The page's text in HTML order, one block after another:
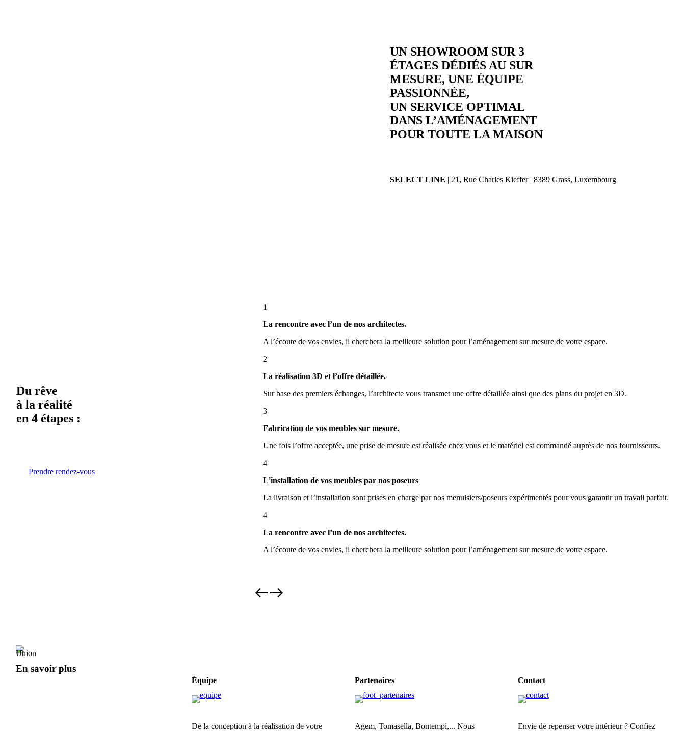
UN SHOWROOM SUR 3
ÉTAGES DÉDIÉS AU SUR
MESURE, UNE ÉQUIPE
PASSIONNÉE,
UN SERVICE OPTIMAL
DANS L’AMÉNAGEMENT
POUR TOUTE LA MAISON
SELECT LINE | 21, Rue Charles Kieffer | 8389 Grass, Luxembourg
Du rêve
à la réalité
en 4 étapes :
Prendre rendez-vous
1
La rencontre avec l’un de nos architectes.
A l’écoute de vos envies, il cherchera la meilleure solution pour l’aménagement sur mesure de votre espace.
2
La réalisation 3D et l’offre détaillée.
Sur base des premiers échanges, l’architecte vous transmet une offre détaillée ainsi que des plans du projet en 3D.
3
Fabrication de vos meubles sur mesure.
Une fois l’offre acceptée, une prise de mesure est réalisée chez vous et le matériel est commandé auprès de nos fournisseurs.
4
L'installation de vos meubles par nos poseurs
La livraison et l’installation sont prises en charge par nos menuisiers/poseurs expérimentés pour vous garantir un travail parfait.
4
La rencontre avec l’un de nos architectes.
A l’écoute de vos envies, il cherchera la meilleure solution pour l’aménagement sur mesure de votre espace.
En savoir plus
Équipe
De la conception à la réalisation de votre
Partenaires
Agem, Tomasella, Bontempi,... Nous
Contact
Envie de repenser votre intérieur ? Confiez